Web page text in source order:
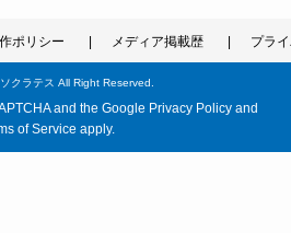
ポリシー メディア掲載歴 プラ
クラテス All Right Reserved.
and the Google Privacy Policy and
of Service apply.